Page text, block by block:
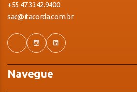
+55 47 3342.9400
sac@itacorda.com.br
Navegue